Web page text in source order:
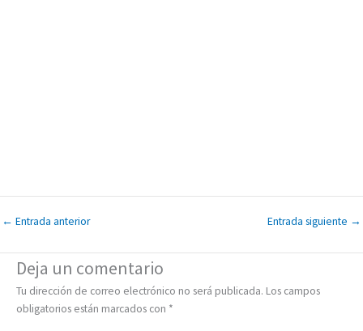
← Entrada anterior Entrada siguiente →
Deja un comentario
Tu dirección de correo electrónico no será publicada. Los campos
obligatorios están marcados con *